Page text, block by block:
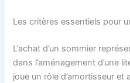
Les critères essentiels pour
L’achat d’un sommier
dans l’aménagement d’une
joue un rôle d’amortisseur et